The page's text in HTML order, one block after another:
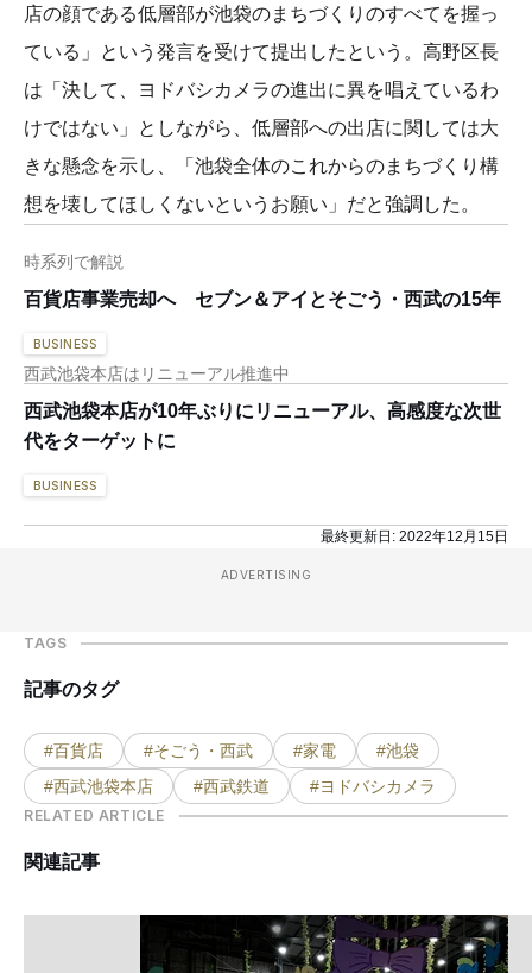
店の顔である低層部が池袋のまちづくりのすべてを握っ
ている」という発言を受けて提出したという。高野区長
は「決して、ヨドバシカメラの進出に異を唱えているわ
けではない」としながら、低層部への出店に関しては大
きな懸念を示し、「池袋全体のこれからのまちづくり構
想を壊してほしくないというお願い」だと強調した。
時系列で解説
百貨店事業売却へ セブン＆アイとそごう・西武の15年
BUSINESS
西武池袋本店はリニューアル推進中
西武池袋本店が10年ぶりにリニューアル、高感度な次世
代をターゲットに
BUSINESS
最終更新日: 2022年12月15日
ADVERTISING
TAGS
記事のタグ
#百貨店 #そごう・西武 #家電
#池袋
#西武池袋本店
#西武鉄道 #ヨドバシカメラ
RELATED ARTICLE
関連記事